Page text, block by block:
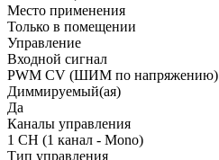
Место применения
Только в помещении
Управление
Входной сигнал
PWM СV (ШИМ по напряжению)
Диммируемый(ая)
Да
Каналы управления
1 CH (1 канал - Mono)
Тип управления